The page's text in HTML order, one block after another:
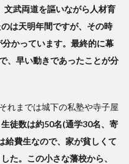
武両道を謳いながら人材育
は天明年間ですが、その時
かっています。最終的に幕
、早い動きであったことが分
れまでは城下の私塾や寺子屋
生徒数は約50名(通学30名、寄
給費生なので、家が貧しくて
た。この小さな藩校から、